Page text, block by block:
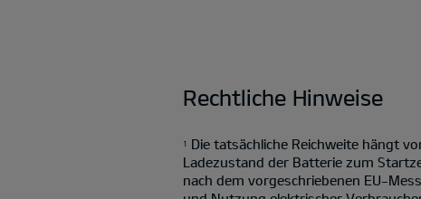
Rechtliche Hinweise
1
Die tatsächliche Reichweite hängt
Ladezustand der Batterie zum
nach dem vorgeschriebenen EU-